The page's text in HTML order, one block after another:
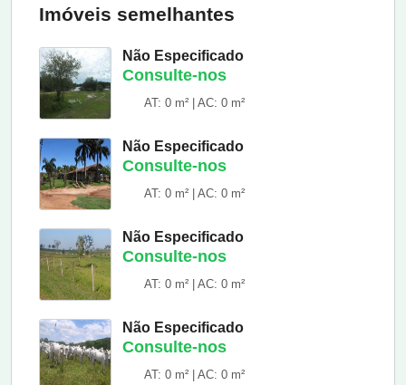
Imóveis semelhantes
Não Especificado
Consulte-nos
AT: 0 m² | AC: 0 m²
Não Especificado
Consulte-nos
AT: 0 m² | AC: 0 m²
Não Especificado
Consulte-nos
AT: 0 m² | AC: 0 m²
Não Especificado
Consulte-nos
AT: 0 m² | AC: 0 m²